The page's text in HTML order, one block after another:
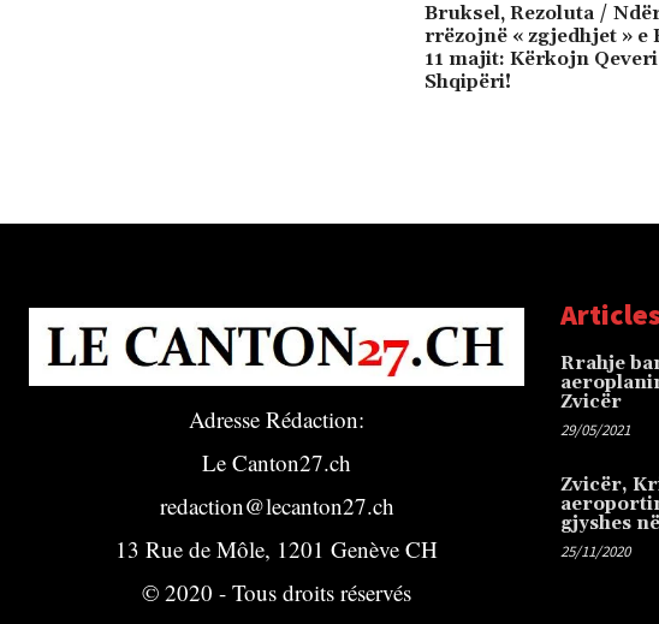
Bruksel, Rezoluta /
rrëzojnë « zgjedhjet » e
11 majit: Kërkojn
Shqipëri!
Adresse Rédaction:
Le Canton27.ch
redaction@lecanton27.ch
13 Rue de Môle, 1201 Genève CH
© 2020 - Tous droits réservés
Rrahje
Zvicër
29/05/2021
Zvicër,
gjyshes
25/11/2020